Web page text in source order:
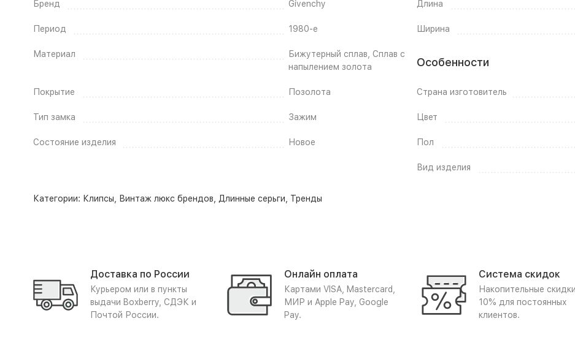
Бренд Givenchy
Период 1980-е
Материал
Бижутерный сплав, Сплав с
напылением золота
Покрытие Позолота
Тип замка Зажим
Состояние изделия Новое
Длина
Ширина
Особенности
Страна изготовитель
Цвет
Пол
Вид изделия
Категории: Клипсы Винтаж люкс брендов Длинные серьги Тренды
Доставка по России
Курьером или в пункты
выдачи Boxberry, СДЭК и
Почтой России.
Онлайн оплата
Картами VISA, Mastercard,
МИР и Apple Pay, Google
Pay.
Система скидок
Накопительные
10% для постоянных
клиентов.